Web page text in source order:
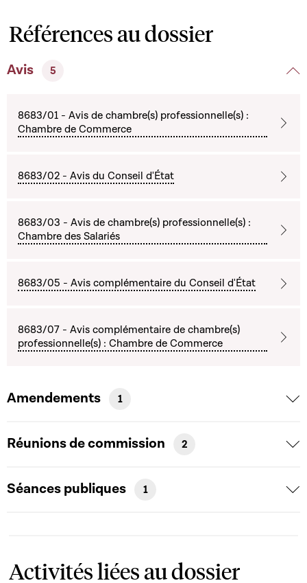
Références au dossier
Avis 5
8683/01 - Avis de chambre(s) professionnelle(s) :
Chambre de Commerce
8683/02 - Avis du Conseil d'État
8683/03 - Avis de chambre(s) professionnelle(s) :
Chambre des Salariés
8683/05 - Avis complémentaire du Conseil d'État
8683/07 - Avis complémentaire de chambre(s)
professionnelle(s) : Chambre de Commerce
Amendements 1
Réunions de commission 2
Séances publiques 1
Activités liées au dossier